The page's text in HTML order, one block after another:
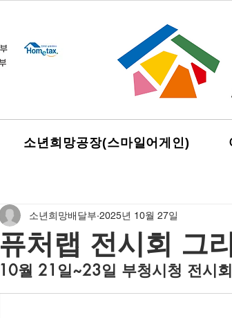
소년희망공장(스마일어게인)
퓨처랩 전시회 그
소년희망배달부 2025년 10월 27일
10월 21일~23일 부청시청 전시